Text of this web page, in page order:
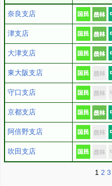
奈良支店
津支店
大津支店
東大阪支店
守口支店
京都支店
阿倍野支店
吹田支店
1 2 3